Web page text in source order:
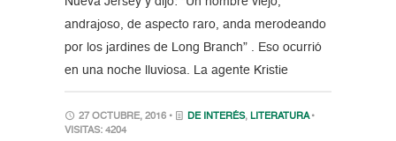
andrajoso, de aspecto raro, anda merodeando
por los jardines de Long Branch” . Eso ocurrió
en una noche lluviosa. La agente Kristie
27 OCTUBRE, 2016 • DE INTERÉS, LITERATURA •
VISITAS: 4204